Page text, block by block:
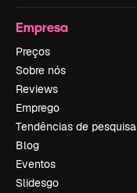
Empresa
Preços
Sobre nós
Reviews
Emprego
Tendências de pesquisa
Blog
Eventos
Slidesgo